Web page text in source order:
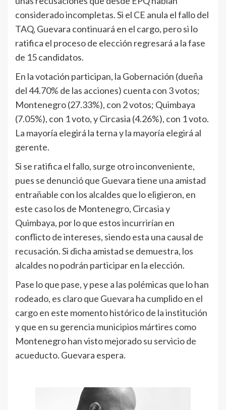
considerado incompletas. Si el CE anula el fallo del
TAQ, Guevara continuará en el cargo, pero si lo
ratifica el proceso de elección regresará a la fase
de 15 candidatos.
En la votación participan, la Gobernación (dueña
del 44.70% de las acciones) cuenta con 3 votos;
Montenegro (27.33%), con 2 votos; Quimbaya
(7.05%), con 1 voto, y Circasia (4.26%), con 1 voto.
La mayoría elegirá la terna y la mayoría elegirá al
gerente.
Si se ratifica el fallo, surge otro inconveniente,
pues se denunció que Guevara tiene una amistad
entrañable con los alcaldes que lo eligieron, en
este caso los de Montenegro, Circasia y
Quimbaya, por lo que estos incurrirían en
conflicto de intereses, siendo esta una causal de
recusación. Si dicha amistad se demuestra, los
alcaldes no podrán participar en la elección.
Pase lo que pase, y pese a las polémicas que lo han
rodeado, es claro que Guevara ha cumplido en el
cargo en este momento histórico de la institución
y que en su gerencia municipios mártires como
Montenegro han visto mejorado su servicio de
acueducto. Guevara espera.